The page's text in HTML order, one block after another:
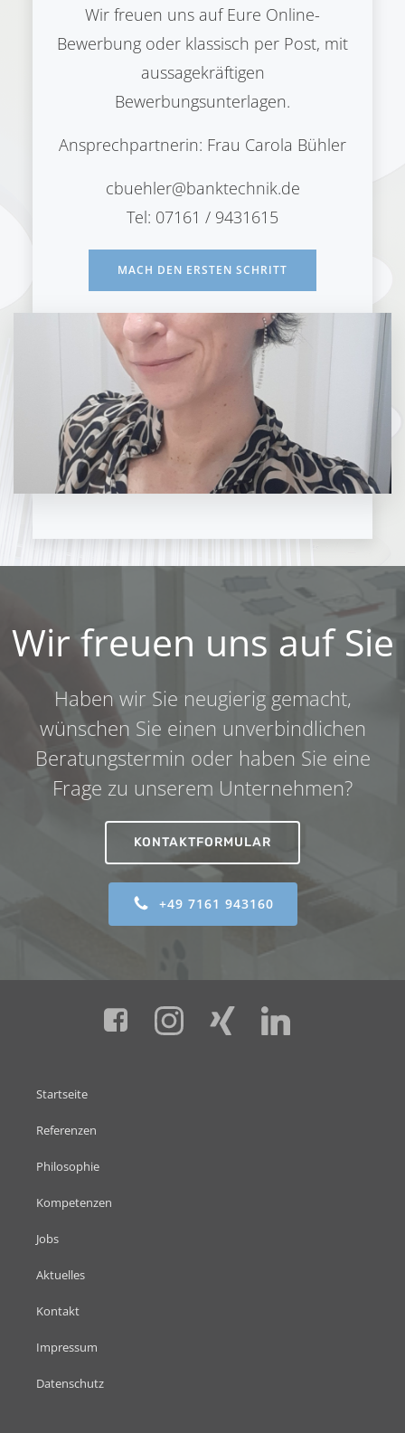
Wir freuen uns auf Eure Online-
Bewerbung oder klassisch per Post, mit
aussagekräftigen
Bewerbungsunterlagen.
Ansprechpartnerin: Frau Carola Bühler
cbuehler@banktechnik.de
Tel: 07161 / 9431615
MACH DEN ERSTEN SCHRITT
Wir freuen uns auf Sie
Haben wir Sie neugierig gemacht,
wünschen Sie einen unverbindlichen
Beratungstermin oder haben Sie eine
Frage zu unserem Unternehmen?
KONTAKTFORMULAR
+49 7161 943160
Startseite
Referenzen
Philosophie
Kompetenzen
Jobs
Aktuelles
Kontakt
Impressum
Datenschutz